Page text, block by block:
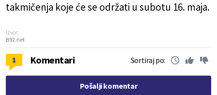
takmičenja koje će se održati u subotu 16. maja.
Izvor:
B92.net
1 Komentari Sortiraj po:
Pošalji komentar